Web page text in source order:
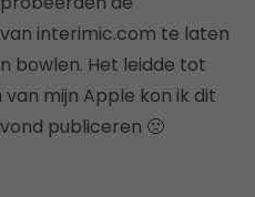
interimic.com te laten
bowlen. Het leidde tot
mijn Apple kon ik dit
publiceren 🙁